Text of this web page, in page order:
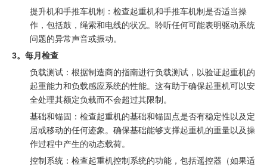
提升机和手推车机制：检查起重机和手推车机制是否适当操
作，包括鼓，绳索和电线的状况。聆听任何可能表明驱动系统
问题的异常声音或振动。
3。每月检查
负载测试：根据制造商的指南进行负载测试，以验证起重机的
起重能力和负载感应系统的性能。这有助于确保起重机可以安
全处理其额定负载而不会超过其限制。
基础和锚固：检查起重机的基础和锚固点是否有稳定性以及定
居或移动的任何迹象。确保基础能够支撑起重机的重量以及操
作过程中产生的动态载荷。
控制系统：检查起重机控制系统的功能，包括遥控器（如果适